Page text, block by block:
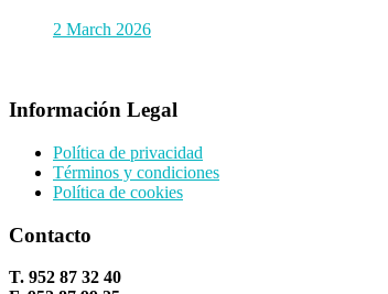
2 March 2026
Información Legal
Política de privacidad
Términos y condiciones
Política de cookies
Contacto
T. 952 87 32 40